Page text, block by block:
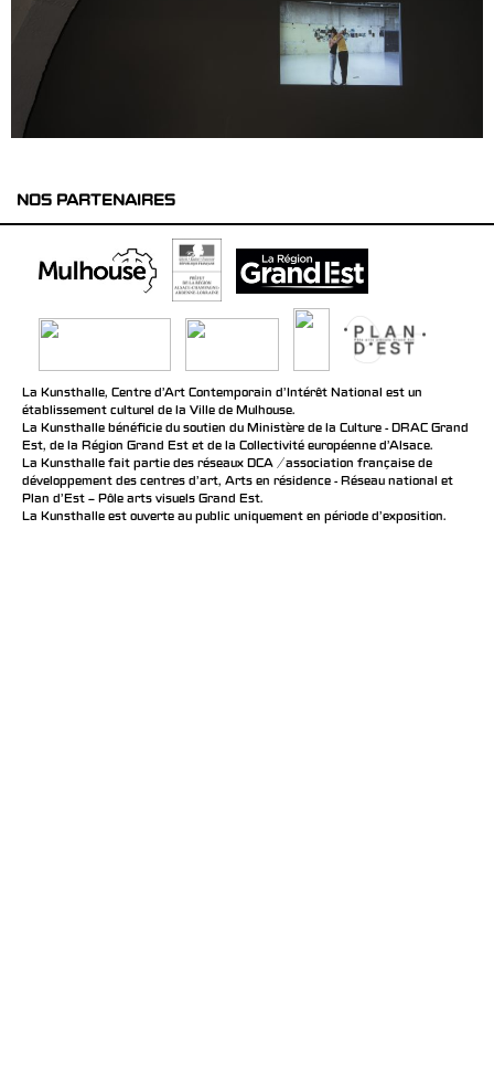
NOS PARTENAIRES
La Kunsthalle, Centre d’Art Contemporain d’Intérêt National est un
établissement culturel de la Ville de Mulhouse.
La Kunsthalle bénéficie du soutien du Ministère de la Culture - DRAC Grand
Est, de la Région Grand Est et de la Collectivité européenne d’Alsace.
La Kunsthalle fait partie des réseaux DCA / association française de
développement des centres d'art, Arts en résidence - Réseau national et
Plan d’Est – Pôle arts visuels Grand Est.
La Kunsthalle est ouverte au public uniquement en période d'exposition.